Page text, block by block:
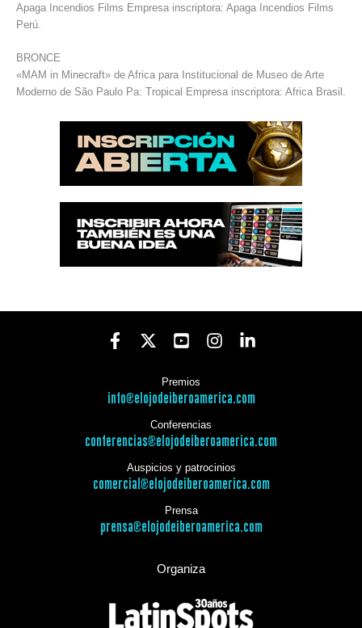
Apaga Incendios Films Empresa inscriptora: Apaga Incendios Films
Perú.
BRONCE
«MAM in Minecraft» de Africa para Institucional de Museo de Arte
Moderno de São Paulo Pa: Tropical Empresa inscriptora: Africa Brasil.
Premios
info@elojodeiberoamerica.com
Conferencias
conferencias@elojodeiberoamerica.com
Auspicios y patrocinios
comercial@elojodeiberoamerica.com
Prensa
prensa@elojodeiberoamerica.com
Organiza